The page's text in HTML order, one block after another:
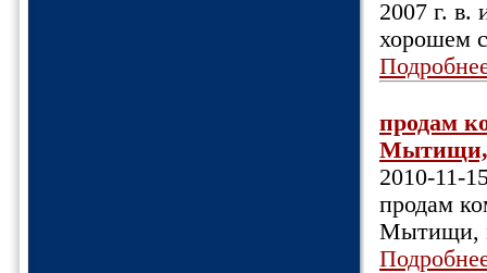
2007 г. в.
хорошем
продам
Мытищи,
2010-11-
продам
Мытищи,